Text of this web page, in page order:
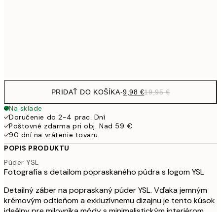
PRIDAŤ DO KOŠÍKA-9,98 €19,95 €
Na sklade
Doručenie do 2-4 prac. Dní
Poštovné zdarma pri obj. Nad 59 €
90 dní na vrátenie tovaru
POPIS PRODUKTU
Púder YSL
Fotografia s detailom popraskaného púdra s logom YSL
Detailný záber na popraskaný púder YSL. Vďaka jemným
krémovým odtieňom a exkluzívnemu dizajnu je tento kúsok